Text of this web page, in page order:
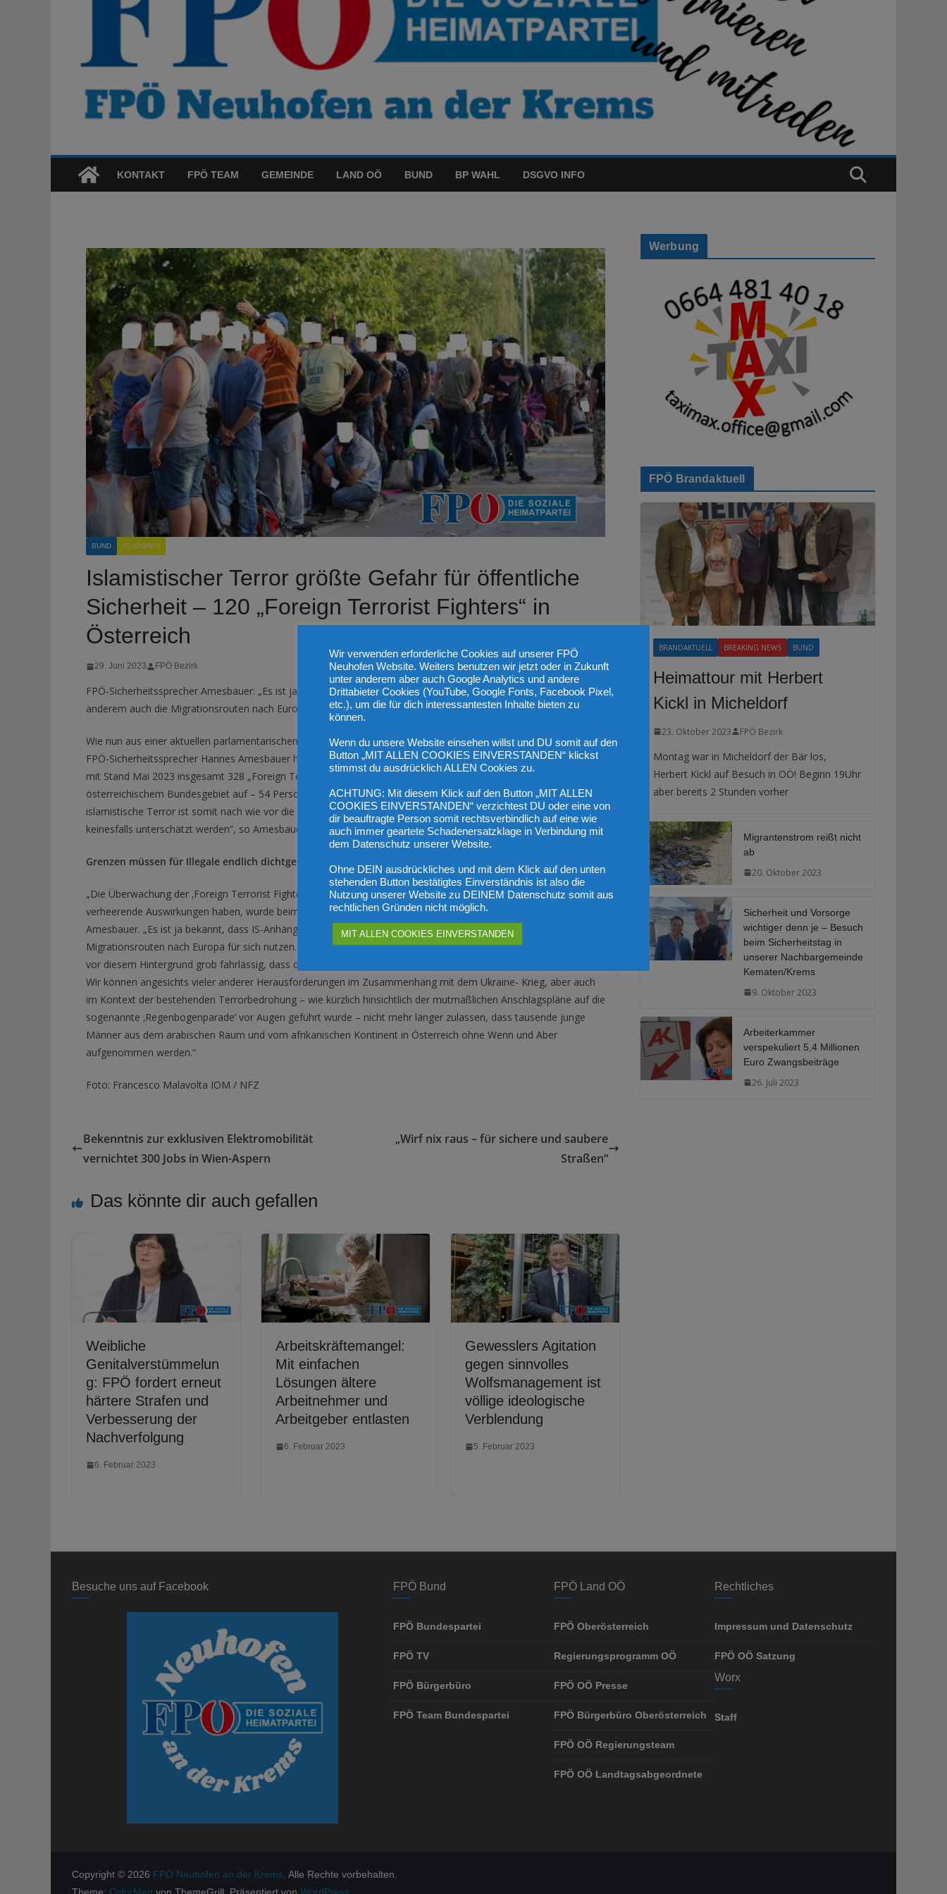
KONTAKT FPÖ TEAM GEMEINDE LAND OÖ BUND BP WAHL DSGVO INFO
BUND FEATURED
Islamistischer Terror größte Gefahr für öffentliche
Sicherheit – 120 „Foreign Terrorist Fighters“ in
Österreich
29. Juni 2023 FPÖ Bezirk
FPÖ-Sicherheitssprecher Amesbauer: „Es ist ja bekannt, dass IS-Anhänger und potentielle Attentäter unter
anderem auch die Migrationsrouten nach Europa für sich nutzen.“
Wie nun aus einer aktuellen parlamentarischen Anfragebeantwortung durch ÖVP-Innenminister Gerhard Karner an
FPÖ-Sicherheitssprecher Hannes Amesbauer hervorgeht, sind den österreichischen Verfassungsschutzbehörden
mit Stand Mai 2023 insgesamt 328 „Foreign Terrorist Fighters“ bekannt. Davon halten sich 120 auf
österreichischem Bundesgebiet auf – 54 Personen davon mit österreichischer Staatsbürgerschaft. „Der
islamistische Terror ist somit nach wie vor die größte Gefahr für die öffentliche Sicherheit. Dieser Umstand darf
keinesfalls unterschätzt werden“, so Amesbauer.
Grenzen müssen für Illegale endlich dichtgemacht werden
„Die Überwachung der ‚Foreign Terrorist Fighters‘ ist eine Mammutaufgabe, und dass Fehler in diesem Bereich
verheerende Auswirkungen haben, wurde beim furchtbaren Anschlag von Allerseelen 2020 in Wien sichtbar“, so
Amesbauer. „Es ist ja bekannt, dass IS-Anhänger und potentielle Attentäter unter anderem auch die
Migrationsrouten nach Europa für sich nutzen. Angesichts der extrem hohen Asylzahlen im letzten Jahr ist es auch
vor diesem Hintergrund grob fahrlässig, dass die ÖVP nicht endlich die Grenzen für illegale Migranten dichtmacht!
Wir können angesichts vieler anderer Herausforderungen im Zusammenhang mit dem Ukraine- Krieg, aber auch
im Kontext der bestehenden Terrorbedrohung – wie kürzlich hinsichtlich der mutmaßlichen Anschlagspläne auf die
sogenannte ‚Regenbogenparade‘ vor Augen geführt wurde – nicht mehr länger zulassen, dass tausende junge
Männer aus dem arabischen Raum und vom afrikanischen Kontinent in Österreich ohne Wenn und Aber
aufgenommen werden.“
Foto: Francesco Malavolta IOM / NFZ
Bekenntnis zur exklusiven Elektromobilität
vernichtet 300 Jobs in Wien-Aspern
„Wirf nix raus – für sichere und saubere
Straßen“
Das könnte dir auch gefallen
Weibliche
Genitalverstümmelun
g: FPÖ fordert erneut
härtere Strafen und
Verbesserung der
Nachverfolgung
6. Februar 2023
Arbeitskräftemangel:
Mit einfachen
Lösungen ältere
Arbeitnehmer und
Arbeitgeber entlasten
6. Februar 2023
Gewesslers Agitation
gegen sinnvolles
Wolfsmanagement ist
völlige ideologische
Verblendung
5. Februar 2023
Werbung
FPÖ Brandaktuell
BRANDAKTUELL BREAKING NEWS BUND
Heimattour mit Herbert
Kickl in Micheldorf
23. Oktober 2023 FPÖ Bezirk
Montag war in Micheldorf der Bär los,
Herbert Kickl auf Besuch in OÖ! Beginn 19Uhr
aber bereits 2 Stunden vorher
Migrantenstrom reißt nicht
ab
20. Oktober 2023
Sicherheit und Vorsorge
wichtiger denn je – Besuch
beim Sicherheitstag in
unserer Nachbargemeinde
Kematen/Krems
9. Oktober 2023
Arbeiterkammer
verspekuliert 5,4 Millionen
Euro Zwangsbeiträge
26. Juli 2023
Besuche uns auf Facebook FPÖ Bund
FPÖ Bundespartei
FPÖ TV
FPÖ Bürgerbüro
FPÖ Team Bundespartei
FPÖ Land OÖ
FPÖ Oberösterreich
Regierungsprogramm OÖ
FPÖ OÖ Presse
FPÖ Bürgerbüro Oberösterreich
FPÖ OÖ Regierungsteam
FPÖ OÖ Landtagsabgeordnete
Rechtliches
Impressum und Datenschutz
FPÖ OÖ Satzung
Worx
Staff
Copyright © 2026 FPÖ Neuhofen an der Krems . Alle Rechte vorbehalten.
Wir verwenden erforderliche Cookies auf unserer FPÖ
Neuhofen Website. Weiters benutzen wir jetzt oder in Zukunft
unter anderem aber auch Google Analytics und andere
Drittabieter Cookies (YouTube, Google Fonts, Facebook Pixel,
etc.), um die für dich interessantesten Inhalte bieten zu
können.
Wenn du unsere Website einsehen willst und DU somit auf den
Button „MIT ALLEN COOKIES EINVERSTANDEN“ klickst
stimmst du ausdrücklich ALLEN Cookies zu.
ACHTUNG: Mit diesem Klick auf den Button „MIT ALLEN
COOKIES EINVERSTANDEN“ verzichtest DU oder eine von
dir beauftragte Person somit rechtsverbindlich auf eine wie
auch immer geartete Schadenersatzklage in Verbindung mit
dem Datenschutz unserer Website.
Ohne DEIN ausdrückliches und mit dem Klick auf den unten
stehenden Button bestätigtes Einverständnis ist also die
Nutzung unserer Website zu DEINEM Datenschutz somit aus
rechtlichen Gründen nicht möglich.
MIT ALLEN COOKIES EINVERSTANDEN